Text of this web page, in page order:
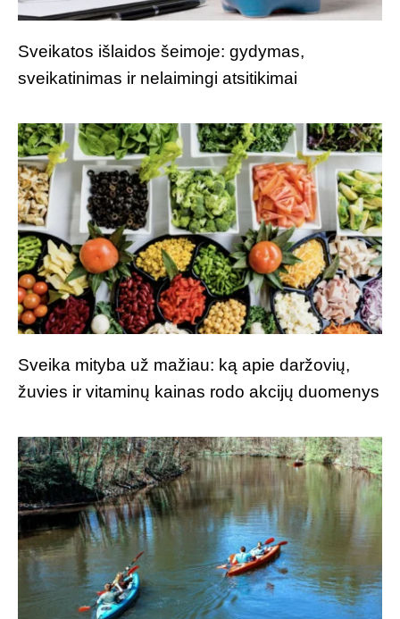
Sveikatos išlaidos šeimoje: gydymas,
sveikatinimas ir nelaimingi atsitikimai
Sveika mityba už mažiau: ką apie daržovių,
žuvies ir vitaminų kainas rodo akcijų duomenys